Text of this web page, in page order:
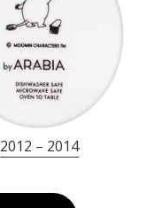
2012 – 2014